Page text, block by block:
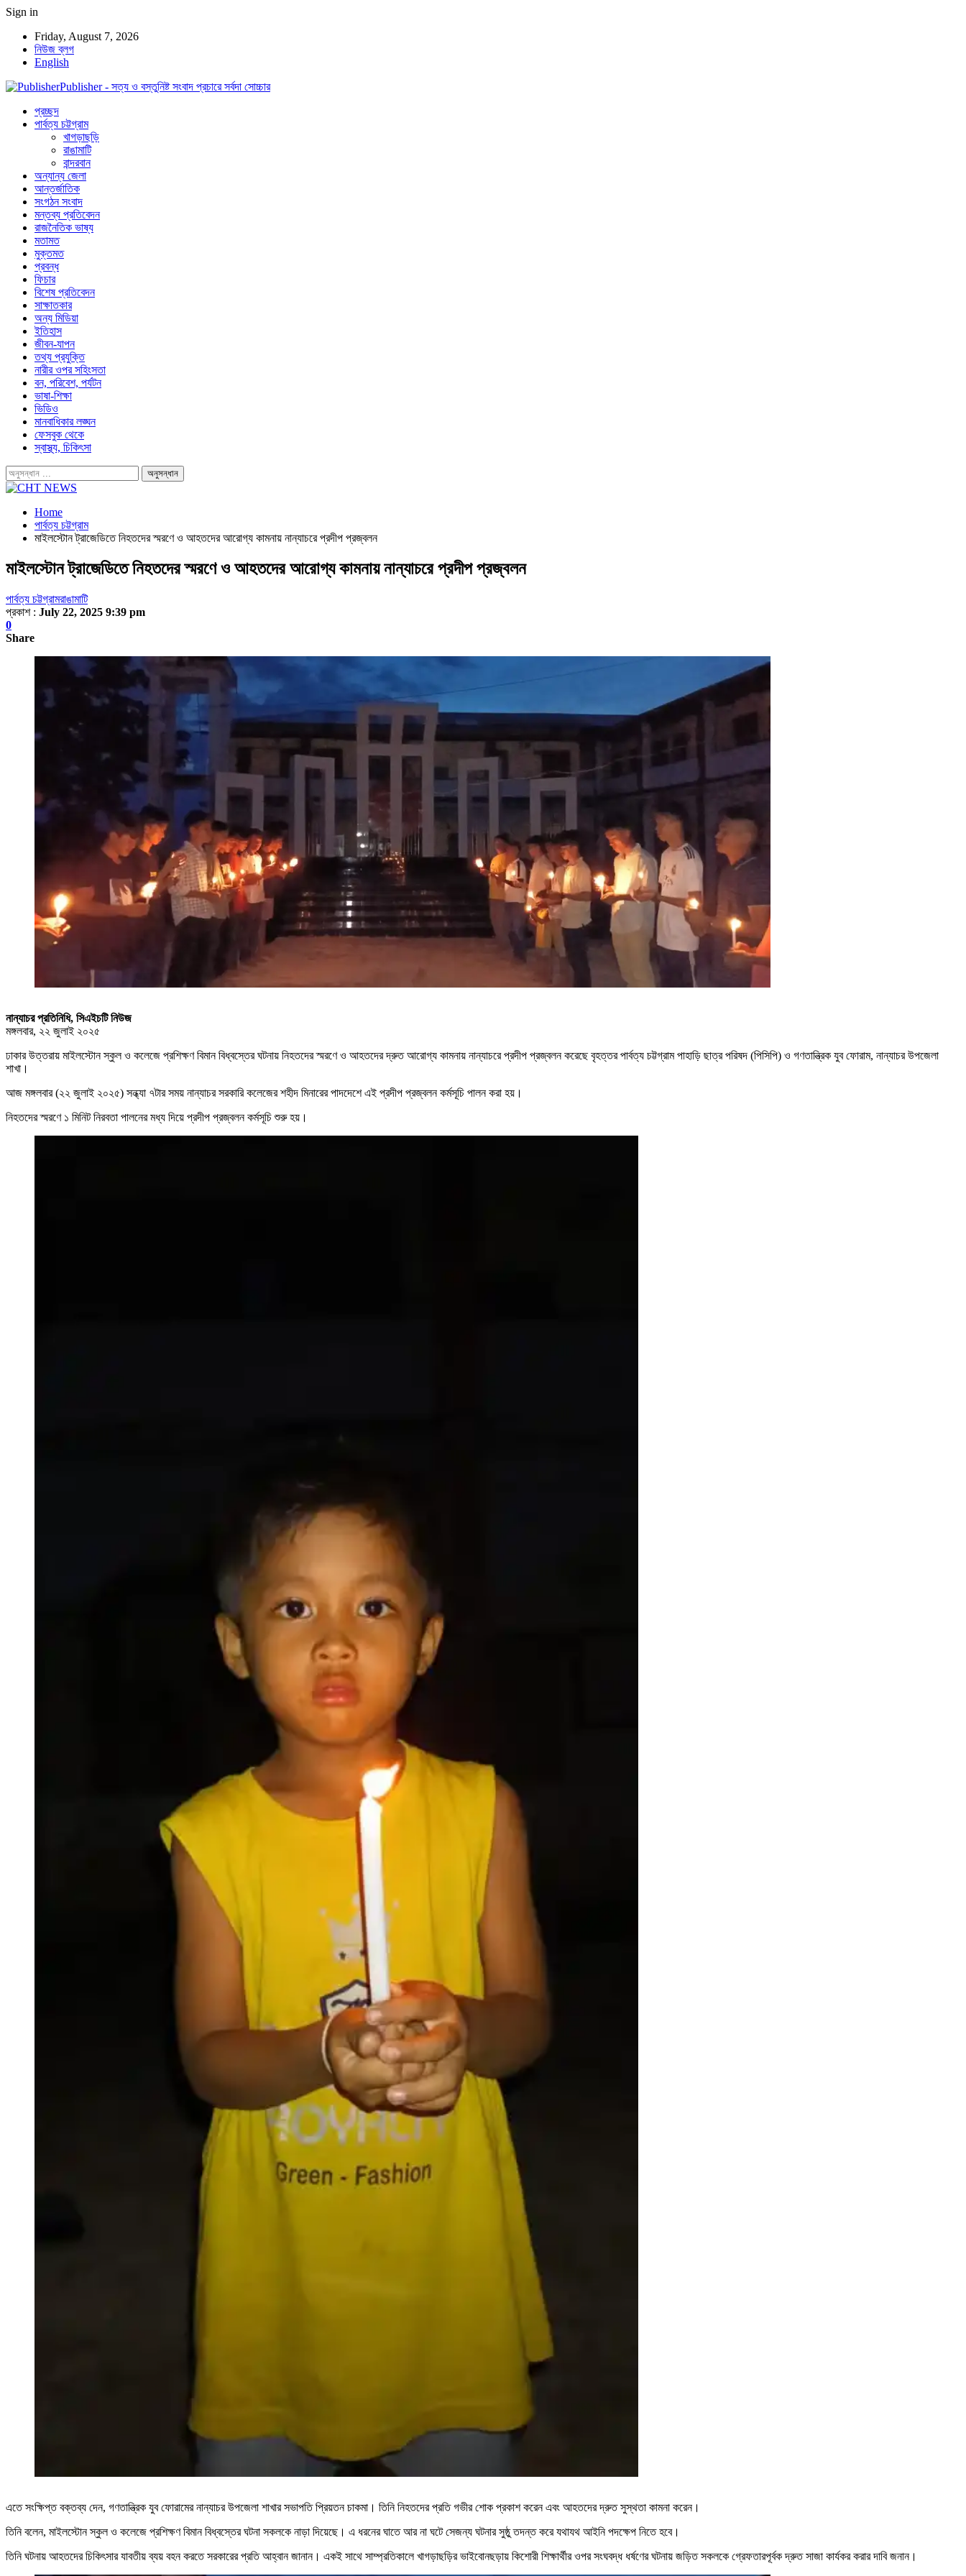
Sign in
Friday, August 7, 2026
নিউজ ব্লগ
English
Publisher - সত্য ও বস্তুনিষ্ট সংবাদ প্রচারে সর্বদা সোচ্চার
প্রচ্ছদ
পার্বত্য চট্টগ্রাম
খাগড়াছড়ি
রাঙামাটি
বান্দরবান
অন্যান্য জেলা
আন্তর্জাতিক
সংগঠন সংবাদ
মন্তব্য প্রতিবেদন
রাজনৈতিক ভাষ্য
মতামত
মুক্তমত
প্রবন্ধ
ফিচার
বিশেষ প্রতিবেদন
সাক্ষাতকার
অন্য মিডিয়া
ইতিহাস
জীবন-যাপন
তথ্য প্রযুক্তি
নারীর ওপর সহিংসতা
বন, পরিবেশ, পর্যটন
ভাষা-শিক্ষা
ভিডিও
মানবাধিকার লঙ্ঘন
ফেসবুক থেকে
স্বাস্থ্য, চিকিৎসা
Home
পার্বত্য চট্টগ্রাম
মাইলস্টোন ট্রাজেডিতে নিহতদের স্মরণে ও আহতদের আরোগ্য কামনায় নান্যাচরে প্রদীপ প্রজ্বলন
মাইলস্টোন ট্রাজেডিতে নিহতদের স্মরণে ও আহতদের আরোগ্য কামনায় নান্যাচরে প্রদীপ প্রজ্বলন
পার্বত্য চট্টগ্রামরাঙামাটি
প্রকাশ : July 22, 2025 9:39 pm
0
Share
নান্যাচর প্রতিনিধি, সিএইচটি নিউজ
মঙ্গলবার, ২২ জুলাই ২০২৫
ঢাকার উত্তরায় মাইলস্টোন স্কুল ও কলেজে প্রশিক্ষণ বিমান বিধ্বস্তের ঘটনায় নিহতদের স্মরণে ও আহতদের দ্রুত আরোগ্য কামনায় নান্যাচরে প্রদীপ প্রজ্বলন করেছে বৃহত্তর পার্বত্য চট্টগ্রাম পাহাড়ি ছাত্র পরিষদ (পিসিপি) ও গণতান্ত্রিক যুব ফোরাম, নান্যাচর উপজেলা
শাখা।
আজ মঙ্গলবার (২২ জুলাই ২০২৫) সন্ধ্যা ৭টার সময় নান্যাচর সরকারি কলেজের শহীদ মিনারের পাদদেশে এই প্রদীপ প্রজ্বলন কর্মসূচি পালন করা হয়।
নিহতদের স্মরণে ১ মিনিট নিরবতা পালনের মধ্য দিয়ে প্রদীপ প্রজ্বলন কর্মসূচি শুরু হয়।
এতে সংক্ষিপ্ত বক্তব্য দেন, গণতান্ত্রিক যুব ফোরামের নান্যাচর উপজেলা শাখার সভাপতি প্রিয়তন চাকমা। তিনি নিহতদের প্রতি গভীর শোক প্রকাশ করেন এবং আহতদের দ্রুত সুস্থতা কামনা করেন।
তিনি বলেন, মাইলস্টোন স্কুল ও কলেজে প্রশিক্ষণ বিমান বিধ্বস্তের ঘটনা সকলকে নাড়া দিয়েছে। এ ধরনের ঘাতে আর না ঘটে সেজন্য ঘটনার সুষ্ঠু তদন্ত করে যথাযথ আইনি পদক্ষেপ নিতে হবে।
তিনি ঘটনায় আহতদের চিকিৎসার যাবতীয় ব্যয় বহন করতে সরকারের প্রতি আহ্বান জানান। একই সাথে সাম্প্রতিকালে খাগড়াছড়ির ভাইবোনছড়ায় কিশোরী শিক্ষার্থীর ওপর সংঘবদ্ধ ধর্ষণের ঘটনায় জড়িত সকলকে গ্রেফতারপূর্বক দ্রুত সাজা কার্যকর করার দাবি জনান।